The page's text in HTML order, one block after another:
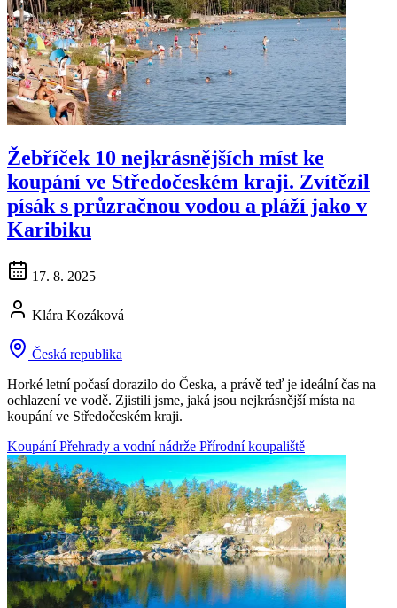
Žebříček 10 nejkrásnějších míst ke
koupání ve Středočeském kraji. Zvítězil
písák s průzračnou vodou a pláží jako v
Karibiku
17. 8. 2025
Klára Kozáková
Česká republika
Horké letní počasí dorazilo do Česka, a právě teď je ideální čas na
ochlazení ve vodě. Zjistili jsme, jaká jsou nejkrásnější místa na
koupání ve Středočeském kraji.
Koupání Přehrady a vodní nádrže Přírodní koupaliště